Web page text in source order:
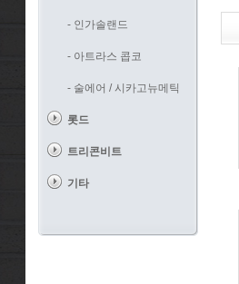
- 인가솔랜드
- 아트라스 콥코
- 술에어 / 시카고뉴메틱
롯드
트리콘비트
기타